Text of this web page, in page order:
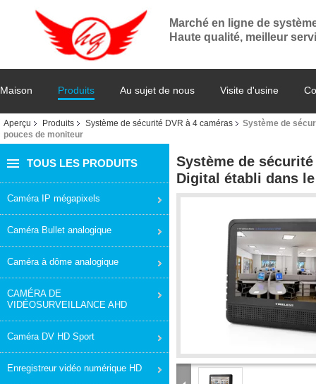
Marché en ligne de
Haute qualité, meilleur
Maison Produits Au sujet de nous Visite d'usine
Aperçu Produits Système de sécurité DVR à 4 caméras
Système de
pouces de moniteur
TOUS LES PRODUITS
Caméra IP mégapixels
Caméra Bullet analogique
Caméra à dôme analogique
CAMÉRA DE
VIDÉOSURVEILLANCE AHD
Caméra DV HD Sport
Enregistreur vidéo numérique HD
Système de
Digital établi dans